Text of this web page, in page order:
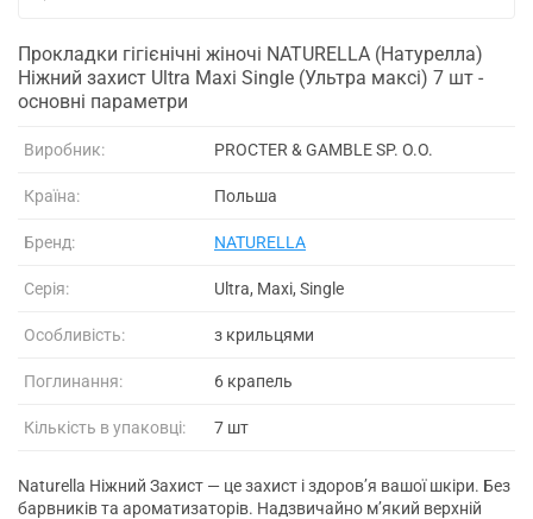
Прокладки гігієнічні жіночі NATURELLA (Натурелла)
Ніжний захист Ultra Maxi Single (Ультра максі) 7 шт -
основні параметри
Виробник: PROCTER & GAMBLE SP. O.O.
Країна: Польша
Бренд: NATURELLA
Серія: Ultra, Maxi, Single
Особливість: з крильцями
Поглинання: 6 крапель
Кількість в упаковці: 7 шт
Naturella Ніжний Захист — це захист і здоров’я вашої шкіри. Без
барвників та ароматизаторів. Надзвичайно м’який верхній